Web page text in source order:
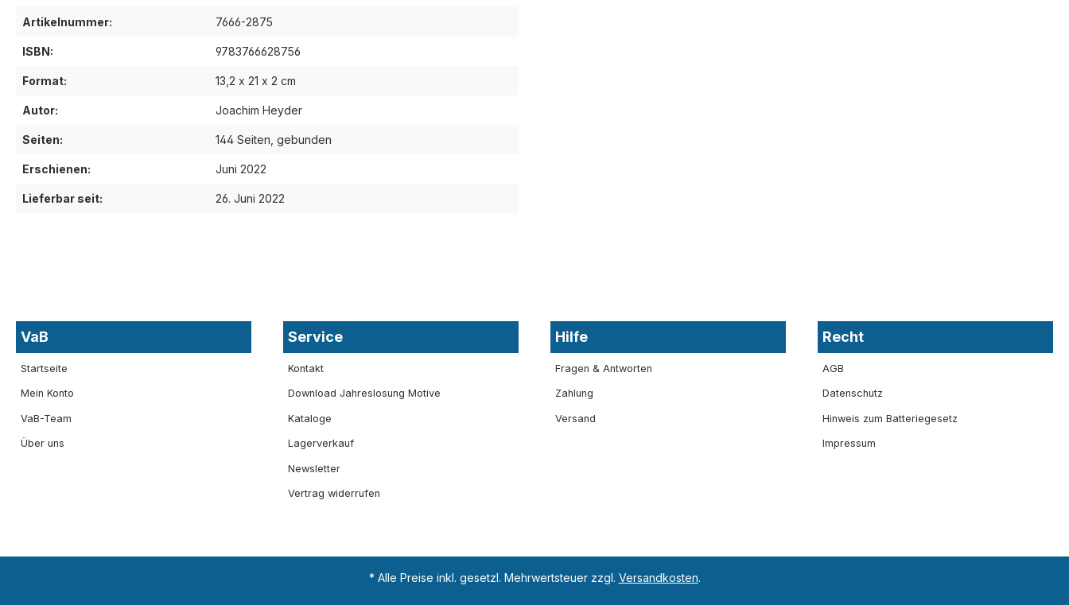
Artikelnummer: 7666-2875
ISBN: 9783766628756
Format: 13,2 x 21 x 2 cm
Autor: Joachim Heyder
Seiten: 144 Seiten, gebunden
Erschienen: Juni 2022
Lieferbar seit: 26. Juni 2022
VaB
Startseite
Mein Konto
VaB-Team
Über uns
Service
Kontakt
Download Jahreslosung Motive
Kataloge
Lagerverkauf
Newsletter
Vertrag widerrufen
Hilfe
Fragen & Antworten
Zahlung
Versand
Recht
AGB
Datenschutz
Hinweis zum Batteriegesetz
Impressum
* Alle Preise inkl. gesetzl. Mehrwertsteuer zzgl. Versandkosten.